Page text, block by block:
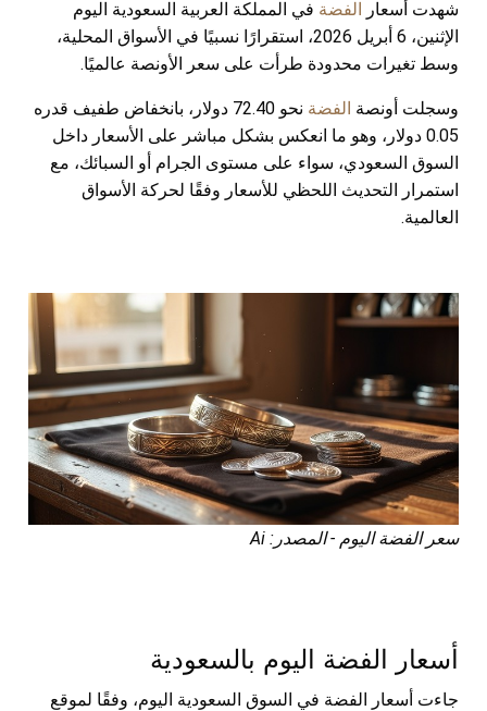
شهدت أسعار الفضة في المملكة العربية السعودية اليوم
الإثنين، 6 أبريل 2026، استقرارًا نسبيًا في الأسواق المحلية،
وسط تغيرات محدودة طرأت على سعر الأونصة عالميًا.
وسجلت أونصة الفضة
نحو 72.40 دولار، بانخفاض طفيف قدره
0.05 دولار، وهو ما انعكس بشكل مباشر على الأسعار داخل
السوق السعودي، سواء على مستوى الجرام أو السبائك، مع
استمرار التحديث اللحظي للأسعار وفقًا لحركة الأسواق
العالمية.
سعر الفضة اليوم - المصدر: Ai
أسعار الفضة اليوم بالسعودية
جاءت أسعار الفضة في السوق السعودية اليوم، وفقًا لموقع